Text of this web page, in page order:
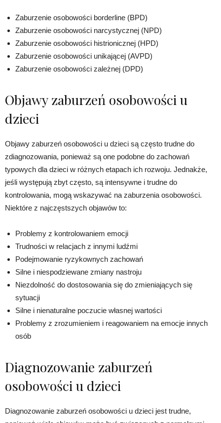
Zaburzenie osobowości borderline (BPD)
Zaburzenie osobowości narcystycznej (NPD)
Zaburzenie osobowości histrionicznej (HPD)
Zaburzenie osobowości unikającej (AVPD)
Zaburzenie osobowości zależnej (DPD)
Objawy zaburzeń osobowości u
dzieci
Objawy zaburzeń osobowości u dzieci są często trudne do
zdiagnozowania, ponieważ są one podobne do zachowań
typowych dla dzieci w różnych etapach ich rozwoju. Jednakże,
jeśli występują zbyt często, są intensywne i trudne do
kontrolowania, mogą wskazywać na zaburzenia osobowości.
Niektóre z najczęstszych objawów to:
Problemy z kontrolowaniem emocji
Trudności w relacjach z innymi ludźmi
Podejmowanie ryzykownych zachowań
Silne i niespodziewane zmiany nastroju
Niezdolność do dostosowania się do zmieniających się
sytuacji
Silne i nienaturalne poczucie własnej wartości
Problemy z zrozumieniem i reagowaniem na emocje innych
osób
Diagnozowanie zaburzeń
osobowości u dzieci
Diagnozowanie zaburzeń osobowości u dzieci jest trudne,